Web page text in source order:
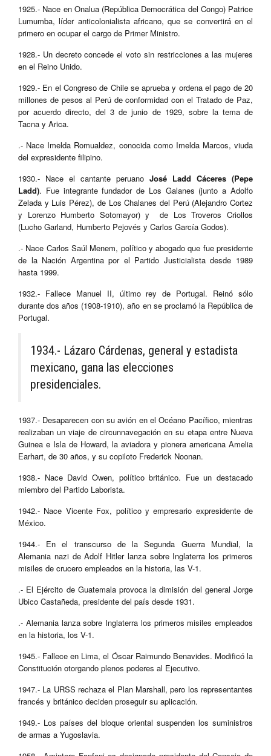
1925.- Nace en Onalua (República Democrática del Congo) Patrice
Lumumba, líder anticolonialista africano, que se convertirá en el
primero en ocupar el cargo de Primer Ministro.
1928.- Un decreto concede el voto sin restricciones a las mujeres
en el Reino Unido.
1929.- En el Congreso de Chile se aprueba y ordena el pago de 20
millones de pesos al Perú de conformidad con el Tratado de Paz,
por acuerdo directo, del 3 de junio de 1929, sobre la tema de
Tacna y Arica.
.- Nace Imelda Romualdez, conocida como Imelda Marcos, viuda
del expresidente filipino.
1930.- Nace el cantante peruano José Ladd Cáceres (Pepe
Ladd). Fue integrante fundador de Los Galanes (junto a Adolfo
Zelada y Luis Pérez), de Los Chalanes del Perú (Alejandro Cortez
y Lorenzo Humberto Sotomayor) y de Los Troveros Criollos
(Lucho Garland, Humberto Pejovés y Carlos García Godos).
.- Nace Carlos Saúl Menem, político y abogado que fue presidente
de la Nación Argentina por el Partido Justicialista desde 1989
hasta 1999.
1932.- Fallece Manuel II, último rey de Portugal. Reinó sólo
durante dos años (1908-1910), año en se proclamó la República de
Portugal.
1934.- Lázaro Cárdenas, general y estadista
mexicano, gana las elecciones
presidenciales.
1937.- Desaparecen con su avión en el Océano Pacífico, mientras
realizaban un viaje de circunnavegación en su etapa entre Nueva
Guinea e Isla de Howard, la aviadora y pionera americana Amelia
Earhart, de 30 años, y su copiloto Frederick Noonan.
1938.- Nace David Owen, político británico. Fue un destacado
miembro del Partido Laborista.
1942.- Nace Vicente Fox, político y empresario expresidente de
México.
1944.- En el transcurso de la Segunda Guerra Mundial, la
Alemania nazi de Adolf Hitler lanza sobre Inglaterra los primeros
misiles de crucero empleados en la historia, las V-1.
.- El Ejército de Guatemala provoca la dimisión del general Jorge
Ubico Castañeda, presidente del país desde 1931.
.- Alemania lanza sobre Inglaterra los primeros misiles empleados
en la historia, los V-1.
1945.- Fallece en Lima, el Óscar Raimundo Benavides. Modificó la
Constitución otorgando plenos poderes al Ejecutivo.
1947.- La URSS rechaza el Plan Marshall, pero los representantes
francés y británico deciden proseguir su aplicación.
1949.- Los países del bloque oriental suspenden los suministros
de armas a Yugoslavia.